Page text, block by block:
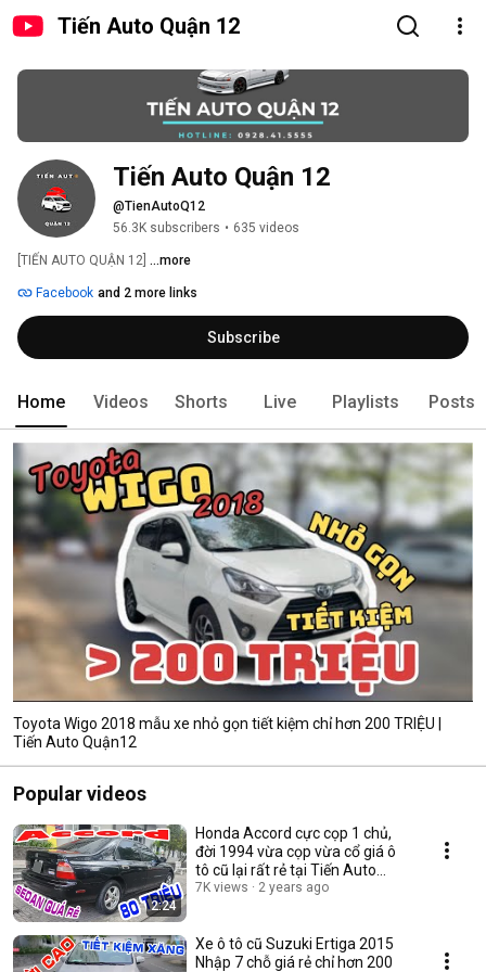
Tiến Auto Quận 12
@TienAutoQ12
56.3K subscribers • 635 videos
[TIẾN AUTO QUẬN 12] ...more
Facebook and 2 more links
Subscribe
Home Videos Shorts Live Playlists Posts
Toyota Wigo 2018 mẫu xe nhỏ gọn tiết kiệm chỉ hơn 200 TRIỆU |
Tiến Auto Quận12
Popular videos
2:24
Honda Accord cực cọp 1 chủ,
đời 1994 vừa cọp vừa cổ giá ô
tô cũ lại rất rẻ tại Tiến Auto
Quận 12
7K views 2 years ago
Xe ô tô cũ Suzuki Ertiga 2015
Nhập 7 chỗ giá rẻ chỉ hơn 200